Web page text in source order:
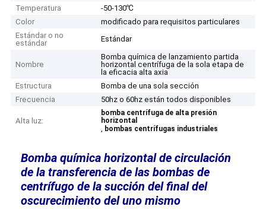
Temperatura
-50-130℃
Color
modificado para requisitos particulares
Estándar o no
estándar
Estándar
Nombre
Bomba química de lanzamiento partida
horizontal centrífuga de la sola etapa de
la eficacia alta axia
Estructura
Bomba de una sola sección
Frecuencia
50hz o 60hz están todos disponibles
Alta luz:
bomba centrífuga de alta presión
horizontal
, bombas centrífugas industriales
Bomba química horizontal de circulación
de la transferencia de las bombas de
centrífugo de la succión del final del
oscurecimiento del uno mismo